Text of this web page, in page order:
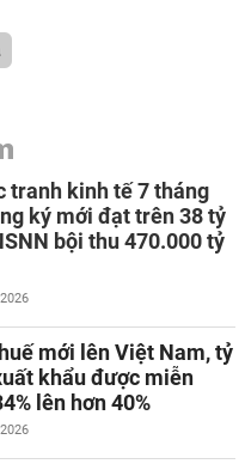
tranh kinh tế 7 tháng
ký mới đạt trên 38 tỷ
bội thu 470.000 tỷ
mới lên Việt Nam, tỷ
khẩu được miễn
lên hơn 40%